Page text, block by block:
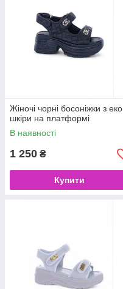
Жіночі чорні босоніжки з еко
шкіри на платформі
В наявності
1 250 ₴
Купити